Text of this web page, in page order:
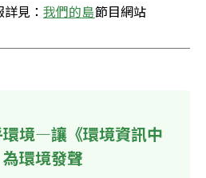
見： 我們的島節目網站
境—讓《環境資訊中
環境發聲